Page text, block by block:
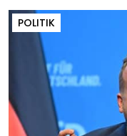
POLITIK